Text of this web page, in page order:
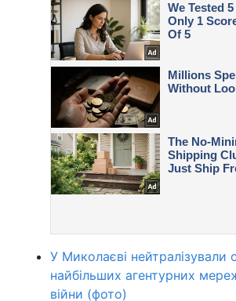
У Миколаєві нейтралізували
найбільших агентурних
війни (фото)